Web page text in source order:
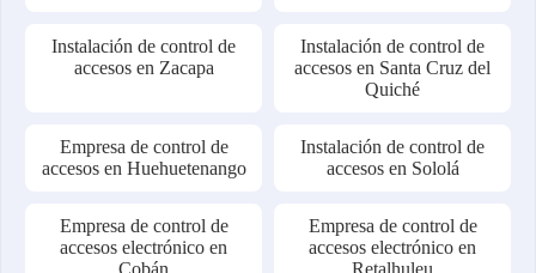
Instalación de control de
accesos en Zacapa
Instalación de control de
accesos en Santa Cruz del
Quiché
Empresa de control de
accesos en Huehuetenango
Instalación de control de
accesos en Sololá
Empresa de control de
accesos electrónico en
Cobán
Empresa de control de
accesos electrónico en
Retalhuleu